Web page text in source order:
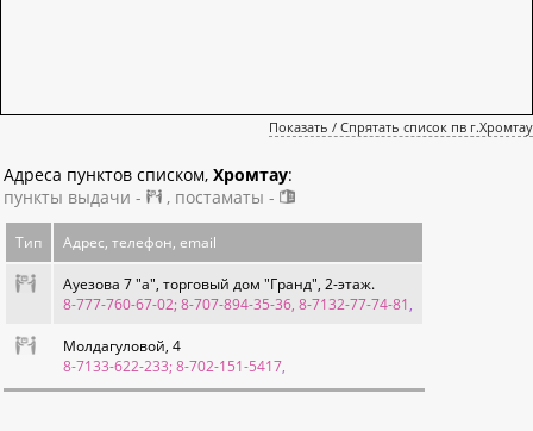
Показать / Спрятать список пв г.Хромтау
Адреса пунктов списком, Хромтау:
пункты выдачи -
, постаматы -
Тип Адрес, телефон, email
Ауезова 7 "а", торговый дом "Гранд", 2-этаж.
8-777-760-67-02; 8-707-894-35-36, 8-7132-77-74-81,
Молдагуловой, 4
8-7133-622-233; 8-702-151-5417,